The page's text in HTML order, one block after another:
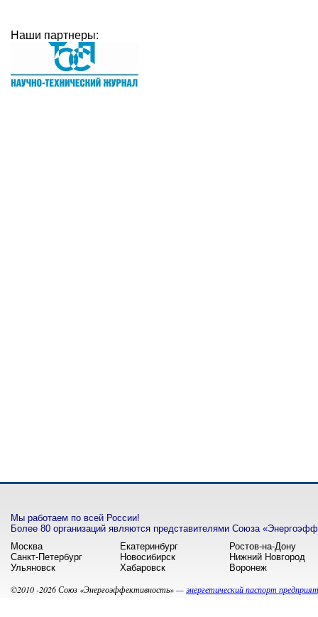
Наши партнеры:
Мы работаем по всей России!
Более 80 организаций являются представителями Союза
Москва
Екатеринбург
Ростов-на-Дону
Санкт-Петербург
Новосибирск
Нижний Новгород
Ульяновск
Хабаровск Воронеж
©2010 -2026 Союз «Энергоэффективность» —энергетический паспорт